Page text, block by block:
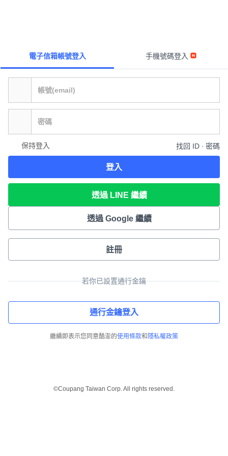
電子信箱帳號登入 手機號碼登入
保持登入 找回 ID ∙ 密碼
登入
透過 LINE 繼續
透過 Google 繼續
註冊
若你已設置通行金鑰
通行金鑰登入
繼續即表示您同意酷澎的使用條款和 隱私權政策
©Coupang Taiwan Corp. All rights reserved.